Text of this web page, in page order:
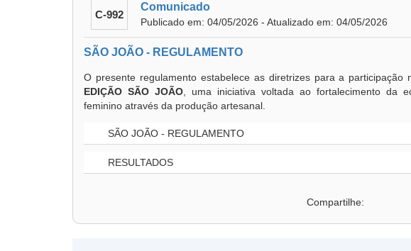
C-992
Comunicado
Publicado em: 04/05/2026 - Atualizado em: 04/05/2026
SÃO JOÃO - REGULAMENTO
O presente regulamento estabelece as diretrizes para a participação
EDIÇÃO SÃO JOÃO , uma iniciativa voltada ao fortalecimento da
feminino através da produção artesanal.
SÃO JOÃO - REGULAMENTO
RESULTADOS
Compartilhe: